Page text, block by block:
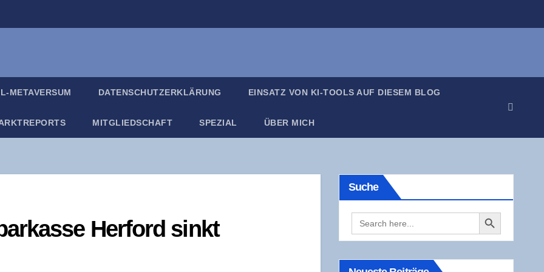
META­VER­SUM DATEN­SCHUTZ­ER­KLÄ­RUNG EIN­SATZ VON KI-TOOLS AUF DIE­SEM BLOG
MIT­GLIED­SCHAFT SPE­ZI­AL ÜBER MICH
Her­ford sinkt
Suche
Search
for:
Search Button